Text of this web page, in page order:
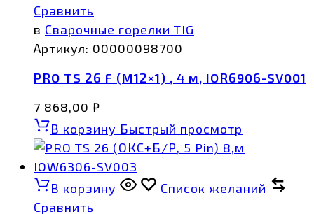
Сравнить
в Сварочные горелки TIG
Артикул: 00000098700
PRO TS 26 F (М12×1) , 4 м, IOR6906-SV001
7 868,00 ₽
В корзину Быстрый просмотр
В корзину
Список желаний
Сравнить